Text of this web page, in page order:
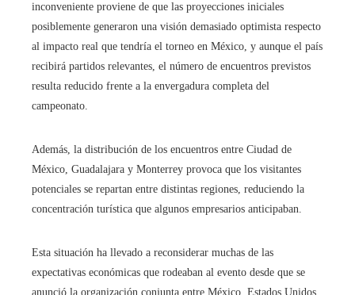
inconveniente proviene de que las proyecciones iniciales
posiblemente generaron una visión demasiado optimista respecto
al impacto real que tendría el torneo en México, y aunque el país
recibirá partidos relevantes, el número de encuentros previstos
resulta reducido frente a la envergadura completa del
campeonato.
Además, la distribución de los encuentros entre Ciudad de
México, Guadalajara y Monterrey provoca que los visitantes
potenciales se repartan entre distintas regiones, reduciendo la
concentración turística que algunos empresarios anticipaban.
Esta situación ha llevado a reconsiderar muchas de las
expectativas económicas que rodeaban al evento desde que se
anunció la organización conjunta entre México, Estados Unidos